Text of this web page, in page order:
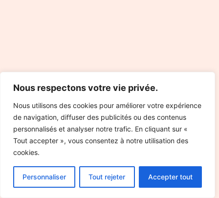
Nous respectons votre vie privée.
Nous utilisons des cookies pour améliorer votre expérience
de navigation, diffuser des publicités ou des contenus
personnalisés et analyser notre trafic. En cliquant sur «
Tout accepter », vous consentez à notre utilisation des
cookies.
Personnaliser Tout rejeter Accepter tout